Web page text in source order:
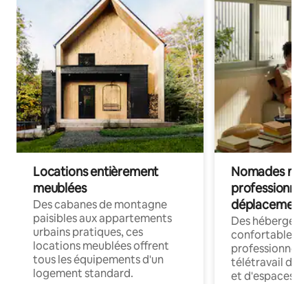
Locations entièrement
meublées
Des cabanes de montagne
paisibles aux appartements
urbains pratiques, ces
locations meublées offrent
tous les équipements d'un
logement standard.
Nomades
déplacement
Des
confortables
professionnels
télétravail
et d'espaces